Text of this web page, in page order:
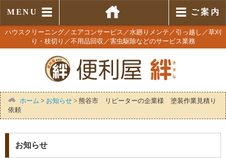
MENU ご 案 内
ハウスクリーニング／エアコンサービス／水廻りメンテ／引っ越し／草刈
り・枝切り／不用品回収／害虫駆除などのサービス業務
ホーム > お知らせ > 熊谷市 リピーターの企業様 塗装作業見積り
依頼
お知らせ